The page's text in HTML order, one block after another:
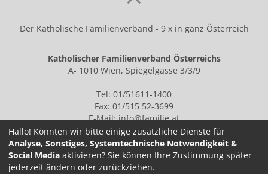
Der Katholische Familienverband - 9 x in ganz Österreich
Katholischer Familienverband Österreichs
A- 1010 Wien, Spiegelgasse 3/3/9
Tel: 01/51611-1400
Fax: 01/515 52-3699
E-Mail:info@familie.at
IMPRESSUM
Hallo! Könnten wir bitte einige zusätzliche Dienste für
Analyse, Sonstiges, Systemtechnische Notwendigkeit &
Social Media aktivieren? Sie können Ihre Zustimmung später
jederzeit ändern oder zurückziehen.